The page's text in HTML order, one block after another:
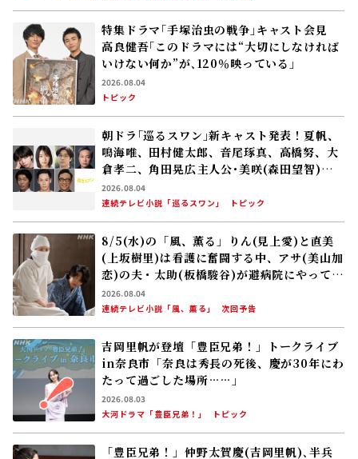
特集ドラマ｢手塚治虫の戦争｣キャスト会見
高良健吾｢このドラマには“大切にしなければ
いけない何か”が､120％映っている」
2026.08.04
トピック
朝ドラ｢巡るスワン｣新キャスト発表！夏帆、
鳴海唯、田村健太郎、音尾琢真、高橋努、大
倉孝二、角田晃広――主人公･美咲(森田望智)が
交流する警察署の人々 2027年度前期放送
2026.08.04
連続テレビ小説「巡るスワン」
トピック
8/5(水)の「風、薫る」りん(見上愛)と直美
(上坂樹里)は看護に奮闘する中、アサ(美山加
恋)の夫・太助(板橋駿谷)が避病院にやってく
る
2026.08.04
連続テレビ小説「風、薫る」
次回予告
吉岡里帆が登壇「豊臣兄弟！」トークライブ
in奈良市「奈良は秀長の死後、慶が30年にわ
たって過ごした場所……」
2026.08.03
大河ドラマ「豊臣兄弟！」
トピック
「豊臣兄弟！」仲野太賀――慶(吉岡里帆)､半兵